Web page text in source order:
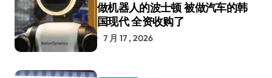
做机器人的波士顿 被做汽车的韩
国现代 全资收购了
7 月 17 , 2026